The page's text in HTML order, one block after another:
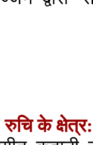
रुचि के क्षेत्र: